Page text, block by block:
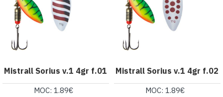
Mistrall Sorius v.1 4gr f.01
MOC: 1.89€
Mistrall Sorius v.1 4gr f.02
MOC: 1.89€